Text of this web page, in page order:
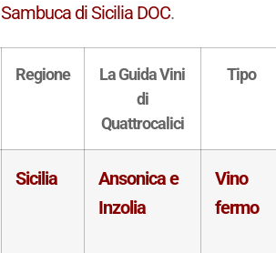
Sambuca di Sicilia DOC.
Regione
La Guida Vini
di
Quattrocalici
Tipo
Sicilia
Ansonica e
Inzolia
Vino
fermo